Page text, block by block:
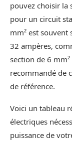
pouvez choisir la
pour un circuit
mm² est
32 ampères,
section de 6
recommandé de
de référence.
Voici un tableau
électriques
puissance de